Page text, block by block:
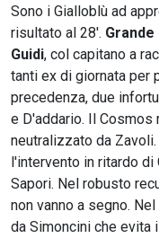
Sono i Gialloblù ad
risultato al 28'.
Guidi, col capitano a
tanti ex di giornata per
precedenza, due
e D'addario. Il
neutralizzato da
l'intervento in ritardo di
Sapori. Nel robusto
non vanno a segno.
da Simoncini che evita